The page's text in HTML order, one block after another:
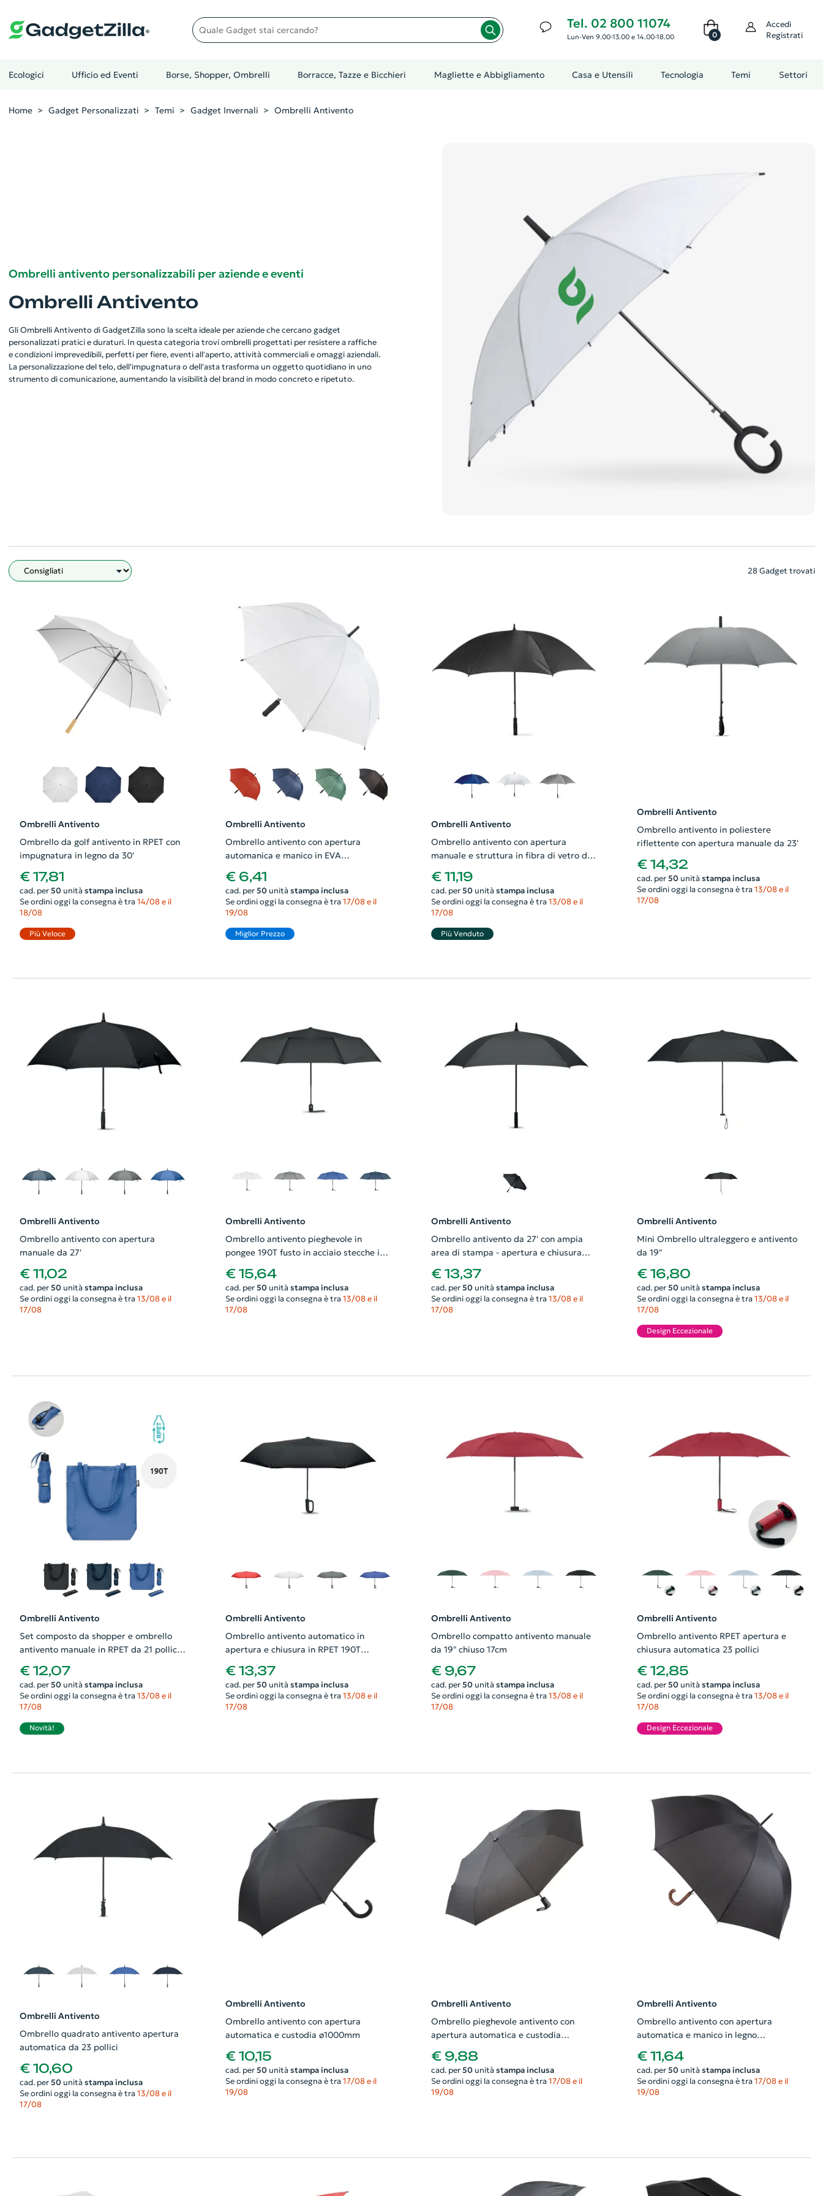
Quale gadget stai cercando? Tel. 02 800 11074
Lun-Ven 9.00-13.00 e 14.00-18.00 0
Accedi
Registrati
Ecologici Ufficio ed Eventi Borse, Shopper, Ombrelli Borracce, Tazze e Bicchieri Magliette e Abbigliamento Casa e Utensili Tecnologia Temi Settori
Home Gadget Personalizzati Temi Gadget Invernali Ombrelli Antivento
Ombrelli antivento personalizzabili per aziende e eventi
Ombrelli Antivento
Gli Ombrelli Antivento di GadgetZilla sono la scelta ideale per aziende che cercano gadget
personalizzati pratici e duraturi. In questa categoria trovi ombrelli progettati per resistere a raffiche
e condizioni imprevedibili, perfetti per fiere, eventi all'aperto, attività commerciali e omaggi aziendali.
La personalizzazione del telo, dell'impugnatura o dell'asta trasforma un oggetto quotidiano in uno
strumento di comunicazione, aumentando la visibilità del brand in modo concreto e ripetuto.
Filtro 28 Gadget trovati
Ombrelli Antivento
Ombrello da golf antivento in RPET con
impugnatura in legno da 30'
€ 17,81
cad. per 50unità stampa inclusa
Se ordini oggi la consegna è tra 14/08 e il
18/08
Più Veloce
Ombrelli Antivento
Ombrello antivento con apertura
automanica e manico in EVA
€ 6,41
cad. per 50unità stampa inclusa
Se ordini oggi la consegna è tra 17/08 e il
19/08
Miglior Prezzo
Ombrelli Antivento
Ombrello antivento con apertura
manuale e struttura in fibra di vetro da
€ 11,19
cad. per 50unità stampa inclusa
Se ordini oggi la consegna è tra 13/08 e il
17/08
Più Venduto
Ombrelli Antivento
Ombrello antivento in poliestere
riflettente con apertura manuale da 23'
€ 14,32
cad. per 50unità stampa inclusa
Se ordini oggi la consegna è tra 13/08 e il
17/08
Ombrelli Antivento
Ombrello antivento con apertura
manuale da 27'
€ 11,02
cad. per 50unità stampa inclusa
Se ordini oggi la consegna è tra 13/08 e il
17/08
Ombrelli Antivento
Ombrello antivento pieghevole in
pongee 190T fusto in acciaio stecche in
fibra di vetro Ø119CM
€ 15,64
cad. per 50unità stampa inclusa
Se ordini oggi la consegna è tra 13/08 e il
17/08
Ombrelli Antivento
Ombrello antivento da 27' con ampia
area di stampa - apertura e chiusura
automatica 190T
€ 13,37
cad. per 50unità stampa inclusa
Se ordini oggi la consegna è tra 13/08 e il
17/08
Ombrelli Antivento
Mini Ombrello ultraleggero e antivento
da 19"
€ 16,80
cad. per 50unità stampa inclusa
Se ordini oggi la consegna è tra 13/08 e il
17/08
Design Eccezionale
Ombrelli Antivento
Set composto da shopper e ombrello
antivento manuale in RPET da 21 pollici
Ø100
€ 12,07
cad. per 50unità stampa inclusa
Se ordini oggi la consegna è tra 13/08 e il
17/08
Novità!
Ombrelli Antivento
Ombrello antivento automatico in
apertura e chiusura in RPET 190T
struttura fibra di vetro manico con
moschettone da 21"
€ 13,37
cad. per 50unità stampa inclusa
Se ordini oggi la consegna è tra 13/08 e il
17/08
Ombrelli Antivento
Ombrello compatto antivento manuale
da 19" chiuso 17cm
€ 9,67
cad. per 50unità stampa inclusa
Se ordini oggi la consegna è tra 13/08 e il
17/08
Ombrelli Antivento
Ombrello antivento RPET apertura e
chiusura automatica 23 pollici
€ 12,85
cad. per 50unità stampa inclusa
Se ordini oggi la consegna è tra 13/08 e il
17/08
Design Eccezionale
Ombrelli Antivento
Ombrello quadrato antivento apertura
automatica da 23 pollici
€ 10,60
cad. per 50unità stampa inclusa
Se ordini oggi la consegna è tra 13/08 e il
17/08
Ombrelli Antivento
Ombrello antivento con apertura
automatica e custodia ø1000mm
€ 10,15
cad. per 50unità stampa inclusa
Se ordini oggi la consegna è tra 17/08 e il
19/08
Ombrelli Antivento
Ombrello pieghevole antivento con
apertura automatica e custodia
brandizzata ø990mm
€ 9,88
cad. per 50unità stampa inclusa
Se ordini oggi la consegna è tra 17/08 e il
19/08
Ombrelli Antivento
Ombrello antivento con apertura
automatica e manico in legno
ø1110×920mm
€ 11,64
cad. per 50unità stampa inclusa
Se ordini oggi la consegna è tra 17/08 e il
19/08